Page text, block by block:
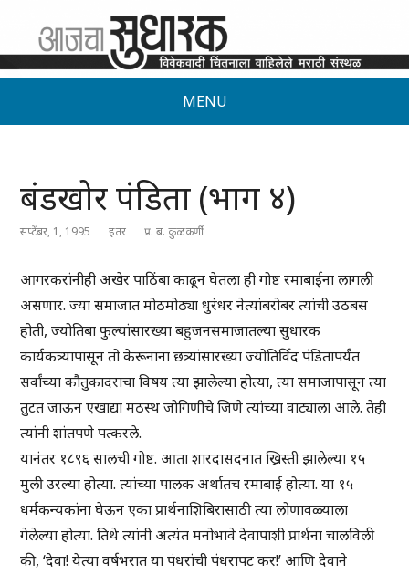
MENU
बंडखोर पंडिता (भाग ४)
सप्टेंबर, 1, 1995 इतर प्र. ब. कुळकर्णी
आगरकरांनीही अखेर पाठिंबा काढून घेतला ही गोष्ट रमाबाईंना लागली
असणार. ज्या समाजात मोठमोठ्या धुरंधर नेत्यांबरोबर त्यांची उठबस
होती, ज्योतिबा फुल्यांसारख्या बहुजनसमाजातल्या सुधारक
कार्यकत्र्यापासून तो केरूनाना छत्र्यांसारख्या ज्योतिर्विद पंडितापर्यंत
सर्वांच्या कौतुकादराचा विषय त्या झालेल्या होत्या, त्या समाजापासून त्या
तुटत जाऊन एखाद्या मठस्थ जोगिणीचे जिणे त्यांच्या वाट्याला आले. तेही
त्यांनी शांतपणे पत्करले.
यानंतर १८९६ सालची गोष्ट. आता शारदासदनात ख्रिस्ती झालेल्या १५
मुली उरल्या होत्या. त्यांच्या पालक अर्थातच रमाबाई होत्या. या १५
धर्मकन्यकांना घेऊन एका प्रार्थनाशिबिरासाठी त्या लोणावळ्याला
गेलेल्या होत्या. तिथे त्यांनी अत्यंत मनोभावे देवापाशी प्रार्थना चालविली
की, ‘देवा! येत्या वर्षभरात या पंधरांची पंधरापट कर!’ आणि देवाने